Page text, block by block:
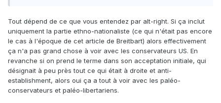
Tout dépend de ce que vous entendez par alt-right. Si ça inclut
uniquement la partie ethno-nationaliste (ce qui n'était pas encore
le cas à l'époque de cet article de Breitbart) alors effectivement
ça n'a pas grand chose à voir avec les conservateurs US. En
revanche si on prend le terme dans son acceptation initiale, qui
désignait à peu près tout ce qui était à droite et anti-
establishment, alors oui ça a tout à voir avec les paléo-
conservateurs et paléo-libertariens.